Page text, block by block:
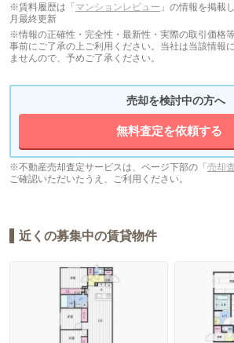
※賃料履歴は「 マンションレビュー 」の情報を掲載
月最終更新
※情報の正確性・完全性・最新性・実際の取引価格
事前にご了承の上ご利用ください。当社は当該情報
ませんので、予めご了承ください。
売却を検討中の方へ
無料査定を依頼する
※不動産売却査定サービスは、ページ下部の「 売却
ご確認いただいたうえ、ご利用ください。
近くの募集中の賃貸物件